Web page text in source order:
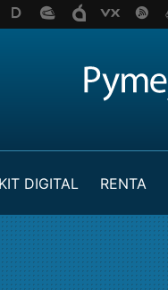
KIT DIGITAL RENTA